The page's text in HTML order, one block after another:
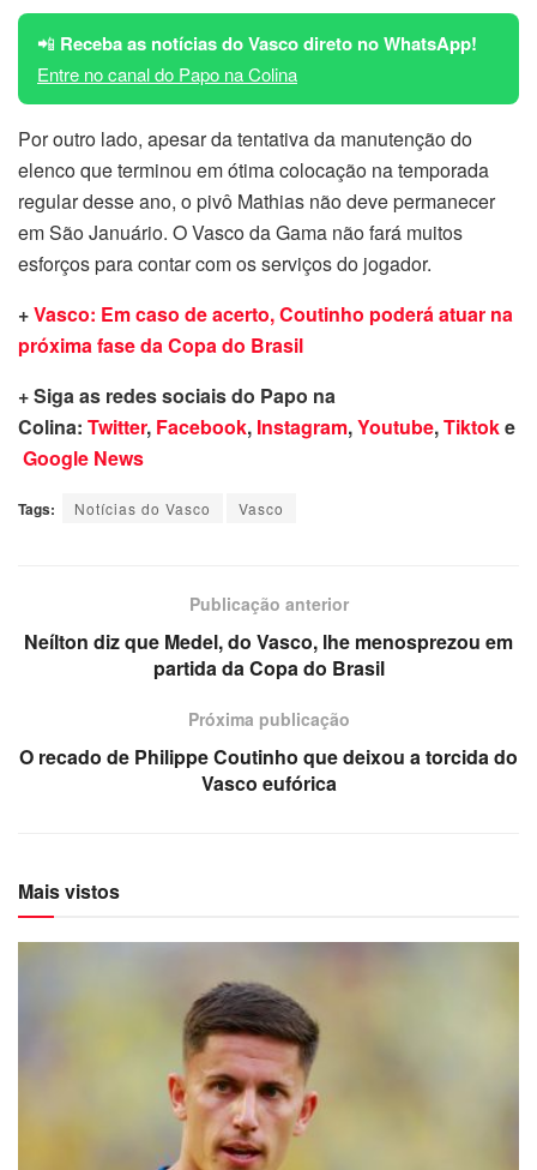
📲 Receba as notícias do Vasco direto no WhatsApp!
Entre no canal do Papo na Colina
Por outro lado, apesar da tentativa da manutenção do
elenco que terminou em ótima colocação na temporada
regular desse ano, o pivô Mathias não deve permanecer
em São Januário. O Vasco da Gama não fará muitos
esforços para contar com os serviços do jogador.
+Vasco: Em caso de acerto, Coutinho poderá atuar na
próxima fase da Copa do Brasil
+ Siga as redes sociais do Papo na
Colina: Twitter, Facebook, Instagram,Youtube,Tiktoke
Google News
Tags: Notícias do Vasco Vasco
Publicação anterior
Neílton diz que Medel, do Vasco, lhe menosprezou em
partida da Copa do Brasil
Próxima publicação
O recado de Philippe Coutinho que deixou a torcida do
Vasco eufórica
Mais vistos